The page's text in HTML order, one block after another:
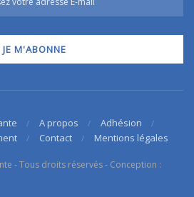
A propos
Adhésion
Contact Mentions légales
- Tous droits réservés - Conception :